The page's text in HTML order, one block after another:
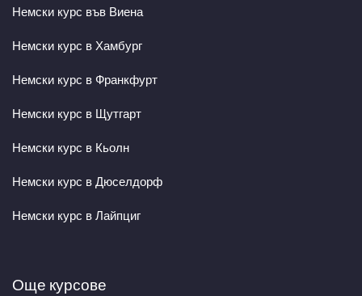
Немски курс във Виена
Немски курс в Хамбург
Немски курс в Франкфурт
Немски курс в Щутгарт
Немски курс в Кьолн
Немски курс в Дюселдорф
Немски курс в Лайпциг
Още курсове